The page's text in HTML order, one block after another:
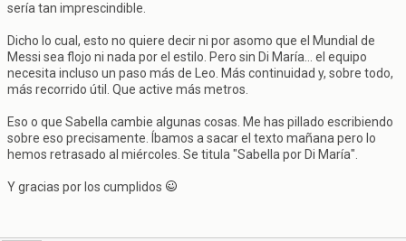
sería tan imprescindible.
Dicho lo cual, esto no quiere decir ni por asomo que el Mundial de
Messi sea flojo ni nada por el estilo. Pero sin Di María... el equipo
necesita incluso un paso más de Leo. Más continuidad y, sobre todo,
más recorrido útil. Que active más metros.
Eso o que Sabella cambie algunas cosas. Me has pillado escribiendo
sobre eso precisamente. Íbamos a sacar el texto mañana pero lo
hemos retrasado al miércoles. Se titula "Sabella por Di María".
Y gracias por los cumplidos